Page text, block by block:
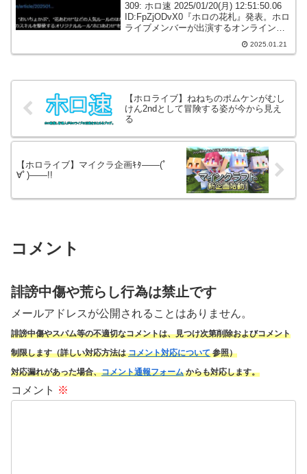
309: ホロ速 2025/01/20(月) 12:51:50.06
ID:FpZjODvX0『ホロの花札』発表。ホロ
ライブメンバーが出演するオンライン花
札ゲーム『ホロの花札』発表。ホロライ
ブメンバーが出演するオンライン花札ゲ
2025.01.21
【ホロライブ】ねねちのポムケンがむし
けん2ndとして冒険する姿が今から見え
る
【ホロライブ】マイクラ企画ｷﾀ――(ﾟ
∀ﾟ)――!!
コメント
誹謗中傷や荒らし行為は禁止です
メールアドレスが公開されることはありません。
誹謗中傷やスパム等の不適切なコメントは、見つけ次第削除およびコメント
制限します（詳しい対応方法はコメント対応について参照）
対応漏れがあった場合、コメント通報フォームからも対応します。
コメント ※